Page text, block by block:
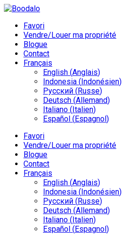
Favori
Vendre/Louer ma propriété
Blogue
Contact
Français
English (Anglais)
Indonesia (Indonésien)
Русский (Russe)
Deutsch (Allemand)
Italiano (Italien)
Español (Espagnol)
Favori
Vendre/Louer ma propriété
Blogue
Contact
Français
English (Anglais)
Indonesia (Indonésien)
Русский (Russe)
Deutsch (Allemand)
Italiano (Italien)
Español (Espagnol)